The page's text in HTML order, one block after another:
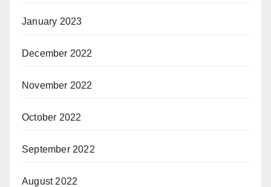
January 2023
December 2022
November 2022
October 2022
September 2022
August 2022